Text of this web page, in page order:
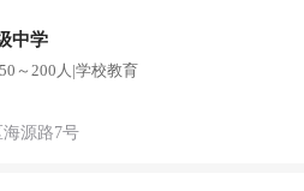
中学
50～200人 |学校教育
源路7号